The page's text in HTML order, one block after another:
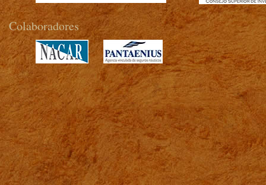
Colaboradores